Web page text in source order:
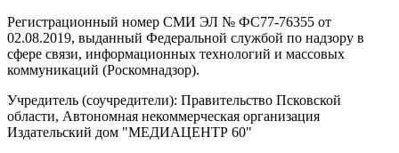
Регистрационный номер СМИ ЭЛ № ФС77-76355 от
02.08.2019, выданный Федеральной службой по надзору в
сфере связи, информационных технологий и массовых
коммуникаций (Роскомнадзор).
Учредитель (соучредители): Правительство Псковской
области, Автономная некоммерческая организация
Издательский дом "МЕДИАЦЕНТР 60"